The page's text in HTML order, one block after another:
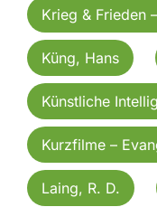
Krieg & Frieden
Küng, Hans
Künstliche
Kurzfilme –
Laing, R. D.